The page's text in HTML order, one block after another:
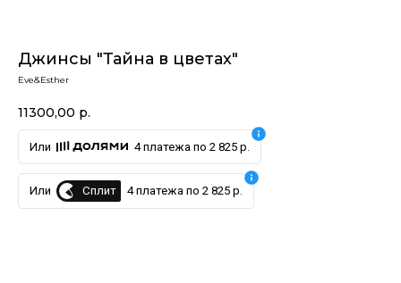
Джинсы "Тайна в цветах"
Eve&Esther
11300,00 р.
Или 4 платежа по 2 825 р.
Или Сплит 4 платежа по 2 825 р.